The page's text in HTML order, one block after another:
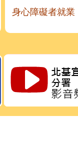
身心障礙者就業